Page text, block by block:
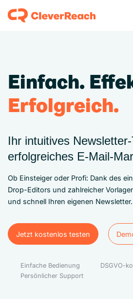
Einfach.
Erfolgreich.
Ihr intuitives
erfolgreiches
Ob Einsteiger oder Profi: Dank des
Drop-Editors und zahlreicher
und schnell Ihren eigenen Newsletter.
Jetzt kostenlos testen
Jetzt kostenlos testen
Einfache Bedienung
DSGVO-
Persönlicher Support